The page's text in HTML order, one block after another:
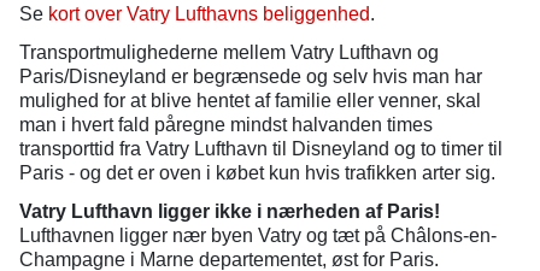
Se kort over Vatry Lufthavns beliggenhed.
Transportmulighederne mellem Vatry Lufthavn og
Paris/Disneyland er begrænsede og selv hvis man har
mulighed for at blive hentet af familie eller venner, skal
man i hvert fald påregne mindst halvanden times
transporttid fra Vatry Lufthavn til Disneyland og to timer til
Paris - og det er oven i købet kun hvis trafikken arter sig.
Vatry Lufthavn ligger ikke i nærheden af Paris!
Lufthavnen ligger nær byen Vatry og tæt på Châlons-en-
Champagne i Marne departementet, øst for Paris.